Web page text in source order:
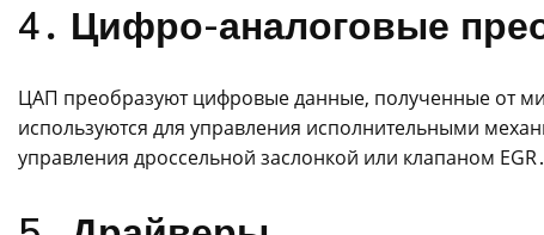
4․ Цифро-аналоговые
ЦАП преобразуют цифровые данные, полученные от
используются для управления исполнительными
управления дроссельной заслонкой или клапаном EGR․